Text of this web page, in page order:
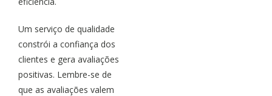
Um serviço de qualidade
constrói a confiança dos
clientes e gera avaliações
positivas. Lembre-se de
que as avaliações valem